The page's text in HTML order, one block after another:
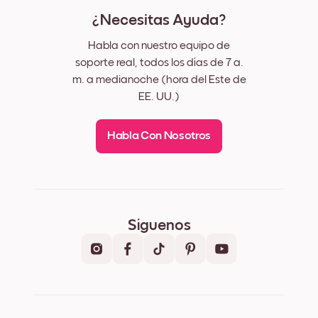
¿Necesitas Ayuda?
Habla con nuestro equipo de
soporte real, todos los días de 7 a.
m. a medianoche (hora del Este de
EE. UU.)
Habla Con Nosotros
Síguenos